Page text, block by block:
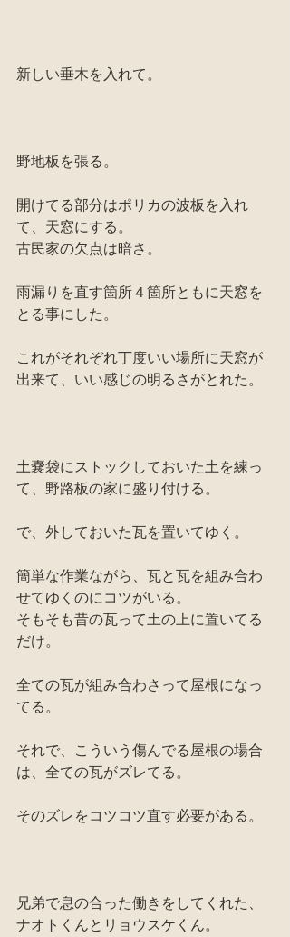
新しい垂木を入れて。
野地板を張る。
開けてる部分はポリカの波板を入れ
て、天窓にする。
古民家の欠点は暗さ。
雨漏りを直す箇所４箇所ともに天窓を
とる事にした。
これがそれぞれ丁度いい場所に天窓が
出来て、いい感じの明るさがとれた。
土嚢袋にストックしておいた土を練っ
て、野路板の家に盛り付ける。
で、外しておいた瓦を置いてゆく。
簡単な作業ながら、瓦と瓦を組み合わ
せてゆくのにコツがいる。
そもそも昔の瓦って土の上に置いてる
だけ。
全ての瓦が組み合わさって屋根になっ
てる。
それで、こういう傷んでる屋根の場合
は、全ての瓦がズレてる。
そのズレをコツコツ直す必要がある。
兄弟で息の合った働きをしてくれた、
ナオトくんとリョウスケくん。